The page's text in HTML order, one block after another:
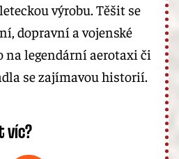
výrobu. Těšit se
dopravní a vojenské
na legendární aerotaxi či
se zajímavou historií.
víc?